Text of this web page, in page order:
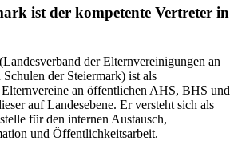
ist der kompetente Vertreter in
der Elternvereinigungen an
der Steiermark) ist als
an öffentlichen AHS, BHS und
auf Landesebene. Er versteht sich als
für den internen Austausch,
und Öffentlichkeitsarbeit.